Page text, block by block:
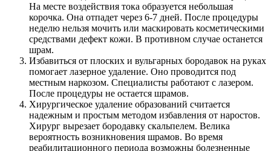
На месте воздействия тока образуется небольшая
корочка. Она отпадет через 6-7 дней. После процедуры
неделю нельзя мочить или маскировать косметическими
средствами дефект кожи. В противном случае останется
шрам.
Избавиться от плоских и вульгарных бородавок на руках
помогает лазерное удаление. Оно проводится под
местным наркозом. Специалисты работают с лазером.
После процедуры не остается шрамов.
Хирургическое удаление образований считается
надежным и простым методом избавления от наростов.
Хирург вырезает бородавку скальпелем. Велика
вероятность возникновения шрамов. Во время
реабилитационного периода возможны болезненные